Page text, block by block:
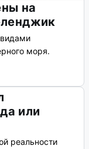
на
моря.
или
реальности